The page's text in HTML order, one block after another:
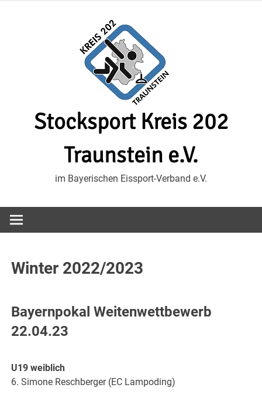
Stocksport Kreis 202
Traunstein e.V.
im Bayerischen Eissport-Verband e.V.
Winter 2022/2023
Bayernpokal Weitenwettbewerb
22.04.23
U19 weiblich
6. Simone Reschberger (EC Lampoding)